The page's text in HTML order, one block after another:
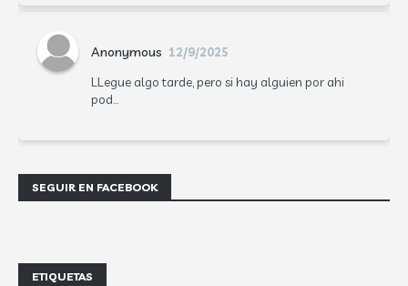
Anonymous 12/9/2025
LLegue algo tarde, pero si hay alguien por ahi
pod...
SEGUIR EN FACEBOOK
ETIQUETAS